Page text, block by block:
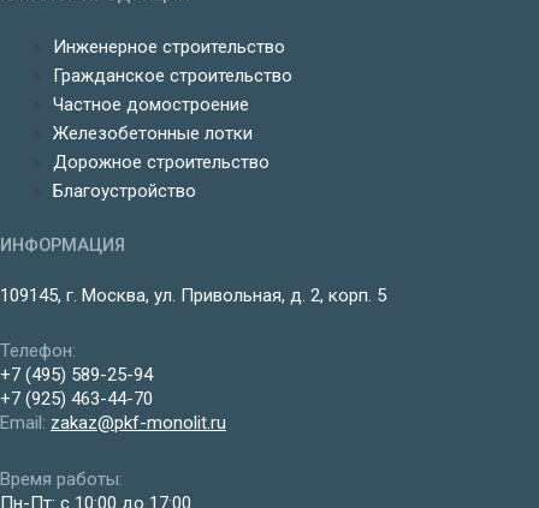
Инженерное строительство
Гражданское строительство
Частное домостроение
Железобетонные лотки
Дорожное строительство
Благоустройство
ИНФОРМАЦИЯ
109145, г. Москва, ул. Привольная, д. 2, корп. 5
Телефон:
+7 (495) 589-25-94
+7 (925) 463-44-70
Email: zakaz@pkf-monolit.ru
Время работы:
Пн-Пт: с 10:00 до 17:00